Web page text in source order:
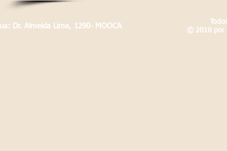
Dr. Almeida Lima, 1290- MOOCA
© 2018 por